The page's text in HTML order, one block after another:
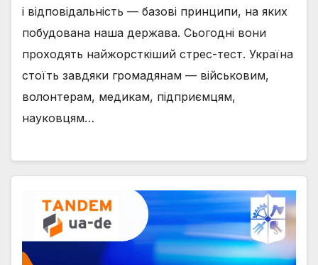
і відповідальність — базові принципи, на яких
побудована наша держава. Сьогодні вони
проходять найжорсткіший стрес-тест. Україна
стоїть завдяки громадянам — військовим,
волонтерам, медикам, підприємцям,
науковцям…